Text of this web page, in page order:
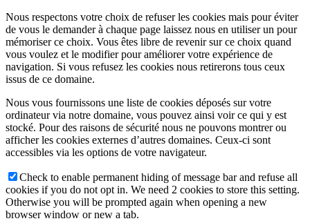
Nous respectons votre choix de refuser les cookies mais pour éviter
de vous le demander à chaque page laissez nous en utiliser un pour
mémoriser ce choix. Vous êtes libre de revenir sur ce choix quand
vous voulez et le modifier pour améliorer votre expérience de
navigation. Si vous refusez les cookies nous retirerons tous ceux
issus de ce domaine.
Nous vous fournissons une liste de cookies déposés sur votre
ordinateur via notre domaine, vous pouvez ainsi voir ce qui y est
stocké. Pour des raisons de sécurité nous ne pouvons montrer ou
afficher les cookies externes d’autres domaines. Ceux-ci sont
accessibles via les options de votre navigateur.
Check to enable permanent hiding of message bar and refuse all
cookies if you do not opt in. We need 2 cookies to store this setting.
Otherwise you will be prompted again when opening a new
browser window or new a tab.